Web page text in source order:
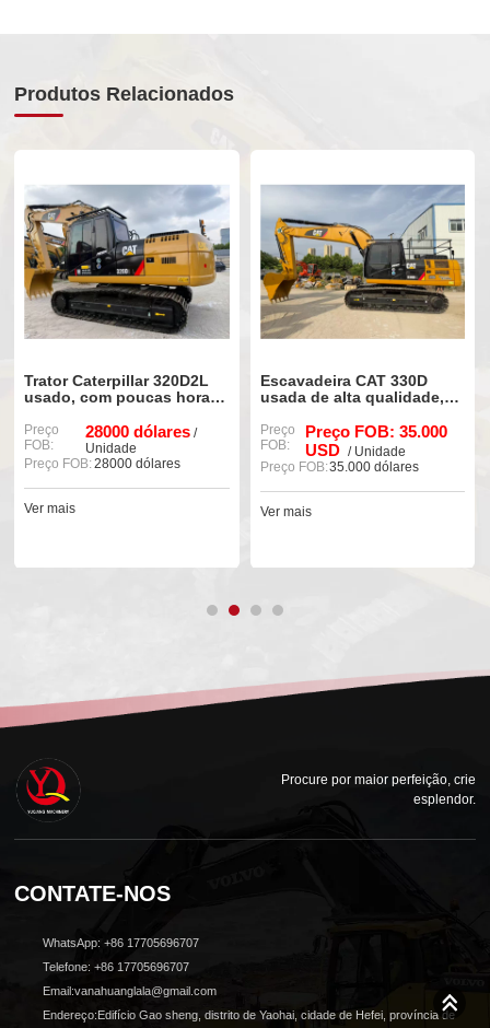
Produtos Relacionados
Trator Caterpillar 320D2L
usado, com poucas horas
estado de conservação, à
venda.
Preço
FOB:
28000 dólares/
Unidade
Preço FOB:28000 dólares
Ver mais
Escavadeira CAT 330D
usada de alta qualidade,
conservada.
Preço
FOB:
Preço FOB: 35.000
USD / Unidade
Preço FOB:35.000 dólares
Ver mais
Procure por maior perfeição, crie
esplendor.
CONTATE-NOS
WhatsApp: +86 17705696707
Telefone: +86 17705696707
Email:vanahuanglala@gmail.com
Endereço:Edifício Gao sheng, distrito de Yaohai, cidade de Hefei, província de